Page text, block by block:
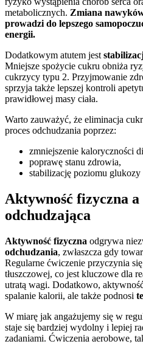
metabolicznych. Zmiana
prowadzi do lepszego
energii.
Dodatkowym atutem jest
Mniejsze spożycie cukru obniża
cukrzycy typu 2. Przyjmowanie
sprzyja także lepszej kontroli
prawidłowej masy ciała.
Warto zauważyć, że eliminacja
proces odchudzania poprzez:
zmniejszenie kaloryczności
poprawę stanu zdrowia,
stabilizację poziomu
Aktywność fizyczna
odchudzająca
Aktywność fizyczna odgrywa
odchudzania, zwłaszcza gdy
Regularne ćwiczenie przyczynia
tłuszczowej, co jest kluczowe dla
utratą wagi. Dodatkowo,
spalanie kalorii, ale także podnosi
W miarę jak angażujemy się w
staje się bardziej wydolny i lepiej
zadaniami. Ćwiczenia aerobowe,